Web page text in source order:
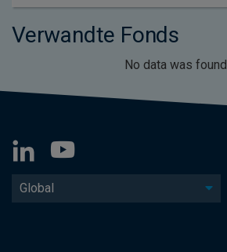
Verwandte Fonds
No data was found
Global